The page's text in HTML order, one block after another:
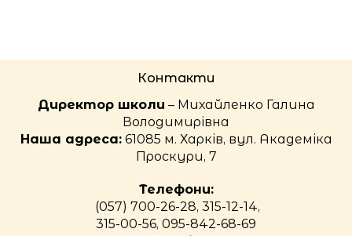
Контакти
Директор школи – Михайленко Галина
Володимирівна
Наша адреса:61085 м. Харків, вул. Академіка
Проскури, 7
Телефони:
(057) 700-26-28, 315-12-14,
315-00-56, 095-842-68-69